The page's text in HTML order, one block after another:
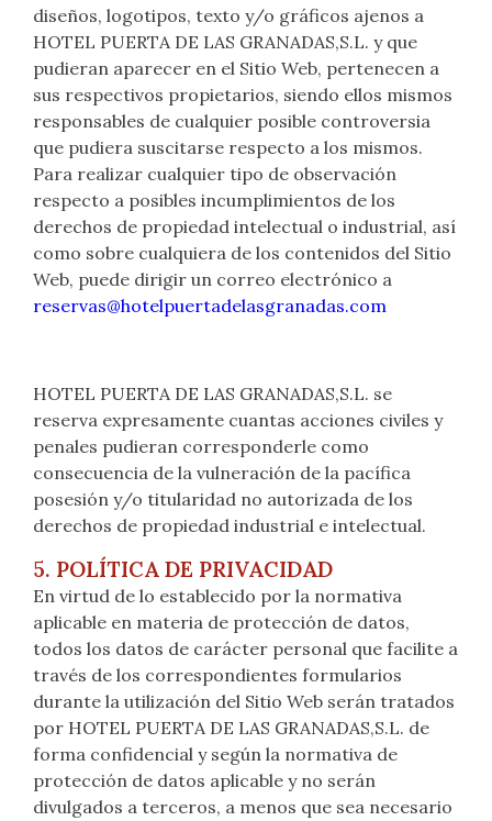
diseños, logotipos, texto y/o gráficos ajenos a
HOTEL PUERTA DE LAS GRANADAS,S.L. y que
pudieran aparecer en el Sitio Web, pertenecen a
sus respectivos propietarios, siendo ellos mismos
responsables de cualquier posible controversia
que pudiera suscitarse respecto a los mismos.
Para realizar cualquier tipo de observación
respecto a posibles incumplimientos de los
derechos de propiedad intelectual o industrial, así
como sobre cualquiera de los contenidos del Sitio
Web, puede dirigir un correo electrónico a
reservas@hotelpuertadelasgranadas.com
HOTEL PUERTA DE LAS GRANADAS,S.L. se
reserva expresamente cuantas acciones civiles y
penales pudieran corresponderle como
consecuencia de la vulneración de la pacífica
posesión y/o titularidad no autorizada de los
derechos de propiedad industrial e intelectual.
5. POLÍTICA DE PRIVACIDAD
En virtud de lo establecido por la normativa
aplicable en materia de protección de datos,
todos los datos de carácter personal que facilite a
través de los correspondientes formularios
durante la utilización del Sitio Web serán tratados
por HOTEL PUERTA DE LAS GRANADAS,S.L. de
forma confidencial y según la normativa de
protección de datos aplicable y no serán
divulgados a terceros, a menos que sea necesario